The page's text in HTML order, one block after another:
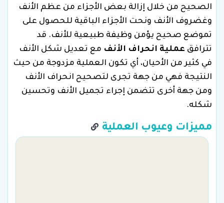
الصحيح من خلال إزالة بعض الأجزاء من عظم الأنف
وغضروف الأنف ونحت الأجزاء الباقية للحصول على
تموضع صحيح يؤمن وظيفة طبيعية للأنف. قد
تترافق عملية انحراف الأنف مع تعديل شكل الأنف
في كثير من الأحيان، أي تكون العملية مزدوجة من حيث
النتيجة فهي من جهة تجرى لتصحيح انحراف الأنف
ومن جهة أخرى تتضمن إجراء تجميل الأنف وتحسين
شكله.
مميزات وعيوب العملية